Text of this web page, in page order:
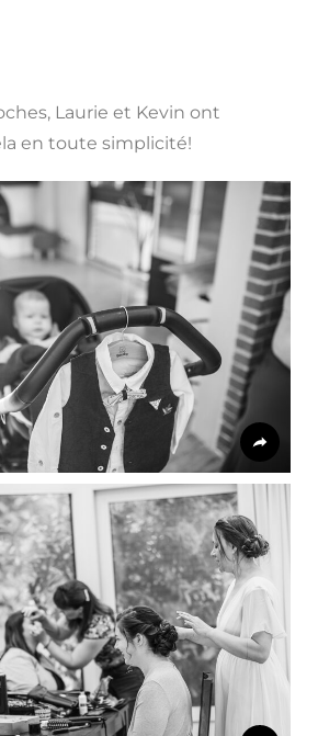
Laurie et Kevin ont
en toute simplicité!